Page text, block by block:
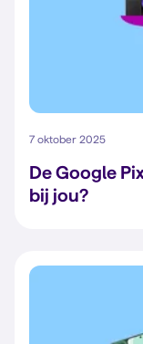
7 oktober 2025
De Google
bij jou?